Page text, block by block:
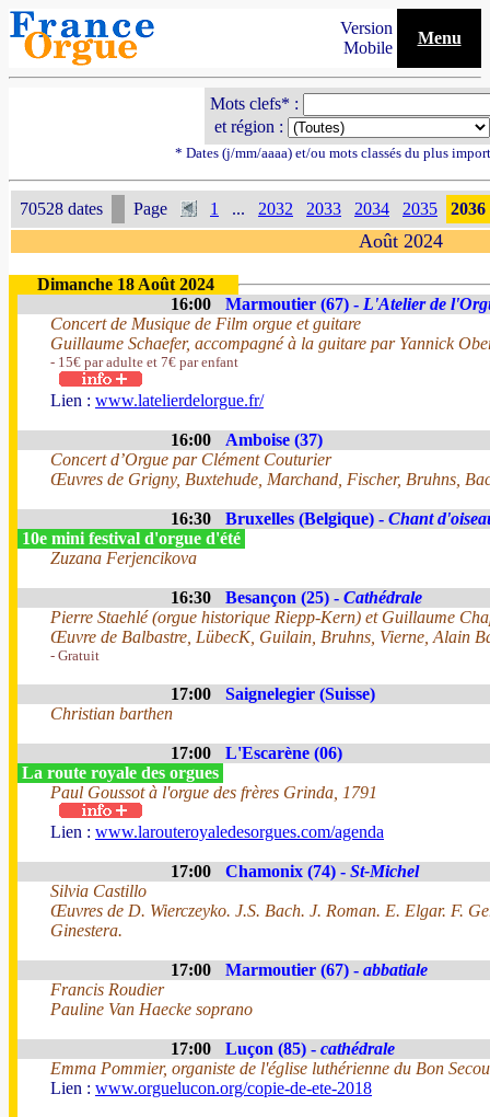
Version
Mobile
Menu
Mots clefs* :
et région :
* Dates (j/mm/aaaa) et/ou mots classés du plus
70528 dates Page 1 ... 2032 2033 2034 2035 2036
Août 2024
Dimanche 18 Août 2024
16:00
Marmoutier (67) - L'Atelier de
Concert de Musique de Film orgue et guitare
Guillaume Schaefer, accompagné à la guitare par Yannick
- 15€ par adulte et 7€ par enfant
Lien : www.latelierdelorgue.fr/
16:00
Amboise (37)
Concert d’Orgue par Clément Couturier
Œuvres de Grigny, Buxtehude, Marchand, Fischer, Bruhns,
16:30 Bruxelles (Belgique) - Chant
10e mini festival d'orgue d'été
Zuzana Ferjencikova
16:30 Besançon (25) - Cathédrale
Pierre Staehlé (orgue historique Riepp-Kern) et Guillaume
Œuvre de Balbastre, LübecK, Guilain, Bruhns, Vierne, Alain
- Gratuit
17:00
Saignelegier (Suisse)
Christian barthen
17:00
L'Escarène (06)
La route royale des orgues
Paul Goussot à l'orgue des frères Grinda, 1791
Lien : www.larouteroyaledesorgues.com/agenda
17:00 Chamonix (74) - St-Michel
Silvia Castillo
Œuvres de D. Wierczeyko. J.S. Bach. J. Roman. E. Elgar. F.
Ginestera.
17:00 Marmoutier (67) - abbatiale
Francis Roudier
Pauline Van Haecke soprano
17:00 Luçon (85) - cathédrale
Emma Pommier, organiste de l'église luthérienne du Bon
Lien : www.orguelucon.org/copie-de-ete-2018